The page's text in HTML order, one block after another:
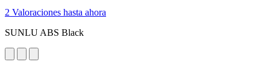
2 Valoraciones hasta ahora
SUNLU ABS Black